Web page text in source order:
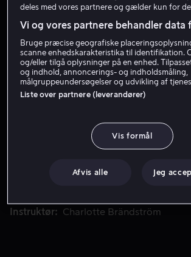
6.6 Krimi Thriller 2018 15 år
Få Viaplay
Se trailer
vender tilbage til Sverige for at få hævn
der tidligere har forsøgt at dræbe ham.
Instruktør
Charlotte Brändström
deles med vores partnere og gælder kun for
Vi og vores partnere behandler data
Bruge præcise geografiske
scanne enhedskarakteristika til identifikation.
og/eller tilgå oplysninger på en enhed.
og indhold, annoncerings- og indholdsmåling,
målgruppeundersøgelser og udvikling af
Liste over partnere (leverandører)
Vis formål
Afvis alle Jeg